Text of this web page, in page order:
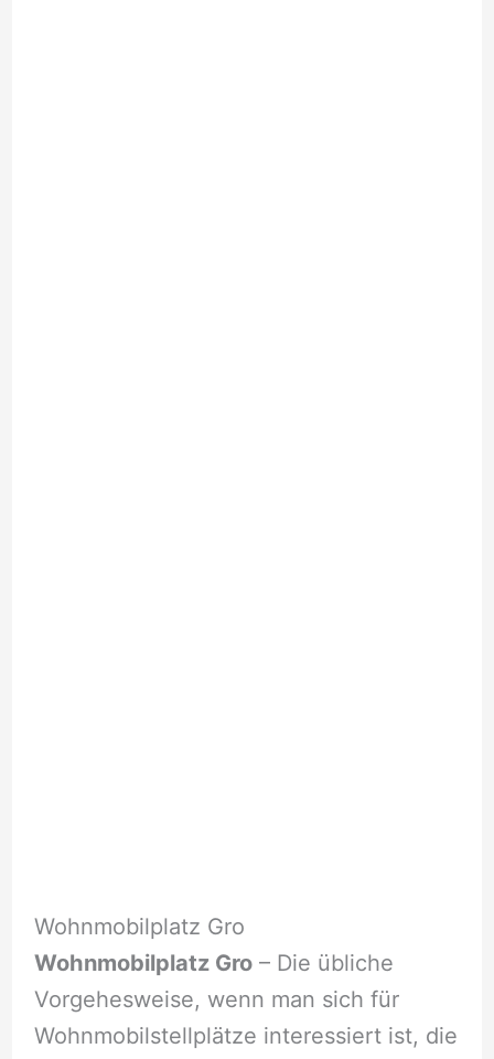
Wohnmobilplatz Gro
Wohnmobilplatz Gro– Die übliche
Vorgehesweise, wenn man sich für
Wohnmobilstellplätze interessiert ist, die